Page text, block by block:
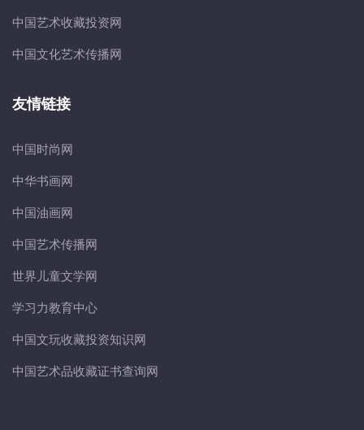
中国艺术收藏投资网
中国文化艺术传播网
友情链接
中国时尚网
中华书画网
中国油画网
中国艺术传播网
世界儿童文学网
学习力教育中心
中国文玩收藏投资知识网
中国艺术品收藏证书查询网